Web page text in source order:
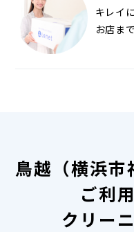
キレイ
お店ま
鳥越（横浜市
ご利
クリー